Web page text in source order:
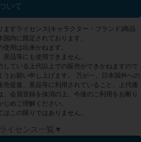
いて
ますライセンス(キャラクター・ブランド)商品
内に限定されております。
用は出来かねます。
品等にも使用できません。
している上代以上での販売ができかねますので
うお願い申し上げます。 万が一、日本国外への
売促進、景品等に利用されていること、上代価
会員登録を抹消の上、今後のご利用をお断り
めご理解ください。
この限りではありません。
ライセンス一覧▼